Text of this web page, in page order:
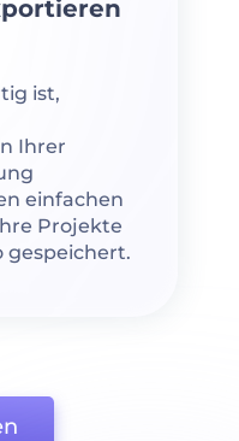
ist,
Ihrer
einfachen
Projekte
gespeichert.